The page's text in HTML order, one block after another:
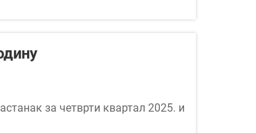
за четврти квартал 2025. и